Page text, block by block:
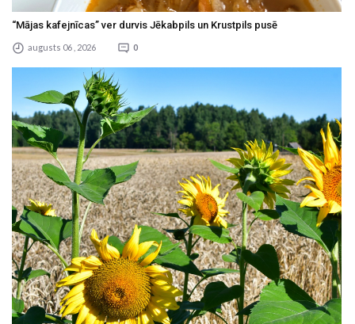
“Mājas kafejnīcas” ver durvis Jēkabpils un Krustpils pusē
augusts 06 , 2026 0